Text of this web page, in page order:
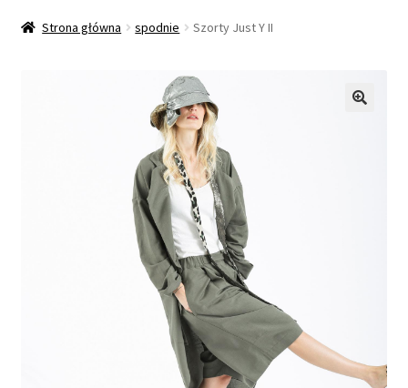
A
U
Z
S
K
L
E
P
I
Strona główna spodnie Szorty Just Y II